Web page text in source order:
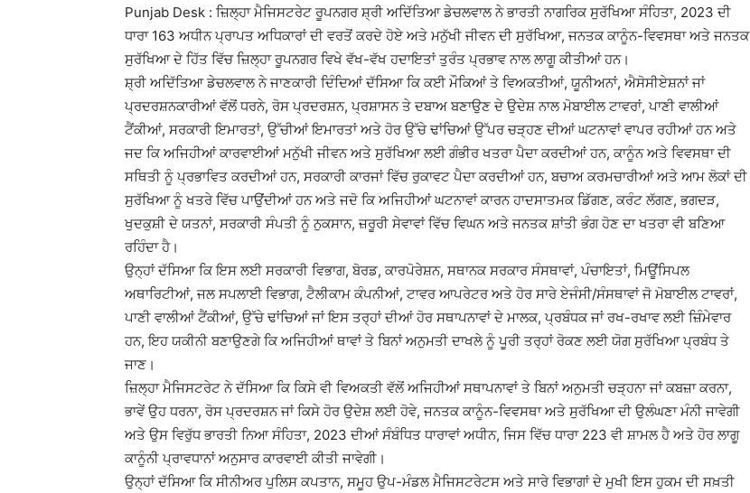
Punjab Desk : ਜ਼ਿਲ੍ਹਾ ਮੈਜਿਸਟਰੇਟ ਰੂਪਨਗਰ ਸ਼੍ਰੀ ਅਦਿੱਤਿਆ ਡੇਚਲਵਾਲ ਨੇ ਭਾਰਤੀ ਨਾਗਰਿਕ ਸੁਰੱਖਿਆ ਸੰਹਿਤਾ, 2023 ਦੀ
ਧਾਰਾ 163 ਅਧੀਨ ਪ੍ਰਾਪਤ ਅਧਿਕਾਰਾਂ ਦੀ ਵਰਤੋਂ ਕਰਦੇ ਹੋਏ ਅਤੇ ਮਨੁੱਖੀ ਜੀਵਨ ਦੀ ਸੁਰੱਖਿਆ, ਜਨਤਕ ਕਾਨੂੰਨ-ਵਿਵਸਥਾ ਅਤੇ ਜਨਤਕ
ਸੁਰੱਖਿਆ ਦੇ ਹਿੱਤ ਵਿੱਚ ਜ਼ਿਲ੍ਹਾ ਰੂਪਨਗਰ ਵਿਖੇ ਵੱਖ-ਵੱਖ ਹਦਾਇਤਾਂ ਤੁਰੰਤ ਪ੍ਰਭਾਵ ਨਾਲ ਲਾਗੂ ਕੀਤੀਆਂ ਹਨ।
ਸ਼੍ਰੀ ਅਦਿੱਤਿਆ ਡੇਚਲਵਾਲ ਨੇ ਜਾਣਕਾਰੀ ਦਿੰਦਿਆਂ ਦੱਸਿਆ ਕਿ ਕਈ ਮੌਕਿਆਂ ਤੇ ਵਿਅਕਤੀਆਂ, ਯੂਨੀਅਨਾਂ, ਐਸੋਸੀਏਸ਼ਨਾਂ ਜਾਂ
ਪ੍ਰਦਰਸ਼ਨਕਾਰੀਆਂ ਵੱਲੋਂ ਧਰਨੇ, ਰੋਸ ਪ੍ਰਦਰਸ਼ਨ, ਪ੍ਰਸ਼ਾਸਨ ਤੇ ਦਬਾਅ ਬਣਾਉਣ ਦੇ ਉਦੇਸ਼ ਨਾਲ ਮੋਬਾਈਲ ਟਾਵਰਾਂ, ਪਾਣੀ ਵਾਲੀਆਂ
ਟੈਂਕੀਆਂ, ਸਰਕਾਰੀ ਇਮਾਰਤਾਂ, ਉੱਚੀਆਂ ਇਮਾਰਤਾਂ ਅਤੇ ਹੋਰ ਉੱਚੇ ਢਾਂਚਿਆਂ ਉੱਪਰ ਚੜ੍ਹਣ ਦੀਆਂ ਘਟਨਾਵਾਂ ਵਾਪਰ ਰਹੀਆਂ ਹਨ ਅਤੇ
ਜਦ ਕਿ ਅਜਿਹੀਆਂ ਕਾਰਵਾਈਆਂ ਮਨੁੱਖੀ ਜੀਵਨ ਅਤੇ ਸੁਰੱਖਿਆ ਲਈ ਗੰਭੀਰ ਖਤਰਾ ਪੈਦਾ ਕਰਦੀਆਂ ਹਨ, ਕਾਨੂੰਨ ਅਤੇ ਵਿਵਸਥਾ ਦੀ
ਸਥਿਤੀ ਨੂੰ ਪ੍ਰਭਾਵਿਤ ਕਰਦੀਆਂ ਹਨ, ਸਰਕਾਰੀ ਕਾਰਜਾਂ ਵਿੱਚ ਰੁਕਾਵਟ ਪੈਦਾ ਕਰਦੀਆਂ ਹਨ, ਬਚਾਅ ਕਰਮਚਾਰੀਆਂ ਅਤੇ ਆਮ ਲੋਕਾਂ ਦੀ
ਸੁਰੱਖਿਆ ਨੂੰ ਖਤਰੇ ਵਿੱਚ ਪਾਉਂਦੀਆਂ ਹਨ ਅਤੇ ਜਦੋ ਕਿ ਅਜਿਹੀਆਂ ਘਟਨਾਵਾਂ ਕਾਰਨ ਹਾਦਸਾਤਮਕ ਡਿੱਗਣ, ਕਰੰਟ ਲੱਗਣ, ਭਗਦੜ,
ਖੁਦਕੁਸ਼ੀ ਦੇ ਯਤਨਾਂ, ਸਰਕਾਰੀ ਸੰਪਤੀ ਨੂੰ ਨੁਕਸਾਨ, ਜ਼ਰੂਰੀ ਸੇਵਾਵਾਂ ਵਿੱਚ ਵਿਘਨ ਅਤੇ ਜਨਤਕ ਸ਼ਾਂਤੀ ਭੰਗ ਹੋਣ ਦਾ ਖਤਰਾ ਵੀ ਬਣਿਆ
ਰਹਿੰਦਾ ਹੈ।
ਉਨ੍ਹਾਂ ਦੱਸਿਆ ਕਿ ਇਸ ਲਈ ਸਰਕਾਰੀ ਵਿਭਾਗ, ਬੋਰਡ, ਕਾਰਪੋਰੇਸ਼ਨ, ਸਥਾਨਕ ਸਰਕਾਰ ਸੰਸਥਾਵਾਂ, ਪੰਚਾਇਤਾਂ, ਮਿਊਂਸਿਪਲ
ਅਥਾਰਿਟੀਆਂ, ਜਲ ਸਪਲਾਈ ਵਿਭਾਗ, ਟੈਲੀਕਾਮ ਕੰਪਨੀਆਂ, ਟਾਵਰ ਆਪਰੇਟਰ ਅਤੇ ਹੋਰ ਸਾਰੇ ਏਜੰਸੀ/ਸੰਸਥਾਵਾਂ ਜੋ ਮੋਬਾਈਲ ਟਾਵਰਾਂ,
ਪਾਣੀ ਵਾਲੀਆਂ ਟੈਂਕੀਆਂ, ਉੱਚੇ ਢਾਂਚਿਆਂ ਜਾਂ ਇਸ ਤਰ੍ਹਾਂ ਦੀਆਂ ਹੋਰ ਸਥਾਪਨਾਵਾਂ ਦੇ ਮਾਲਕ, ਪ੍ਰਬੰਧਕ ਜਾਂ ਰਖ-ਰਖਾਵ ਲਈ ਜ਼ਿੰਮੇਵਾਰ
ਹਨ, ਇਹ ਯਕੀਨੀ ਬਣਾਉਣਗੇ ਕਿ ਅਜਿਹੀਆਂ ਥਾਵਾਂ ਤੇ ਬਿਨਾਂ ਅਨੁਮਤੀ ਦਾਖਲੇ ਨੂੰ ਪੂਰੀ ਤਰ੍ਹਾਂ ਰੋਕਣ ਲਈ ਯੋਗ ਸੁਰੱਖਿਆ ਪ੍ਰਬੰਧ ਤੇ
ਜਾਣ।
ਜ਼ਿਲ੍ਹਾ ਮੈਜਿਸਟਰੇਟ ਨੇ ਦੱਸਿਆ ਕਿ ਕਿਸੇ ਵੀ ਵਿਅਕਤੀ ਵੱਲੋਂ ਅਜਿਹੀਆਂ ਸਥਾਪਨਾਵਾਂ ਤੇ ਬਿਨਾਂ ਅਨੁਮਤੀ ਚੜ੍ਹਨਾ ਜਾਂ ਕਬਜ਼ਾ ਕਰਨਾ,
ਭਾਵੇਂ ਉਹ ਧਰਨਾ, ਰੋਸ ਪ੍ਰਦਰਸ਼ਨ ਜਾਂ ਕਿਸੇ ਹੋਰ ਉਦੇਸ਼ ਲਈ ਹੋਵੇ, ਜਨਤਕ ਕਾਨੂੰਨ-ਵਿਵਸਥਾ ਅਤੇ ਸੁਰੱਖਿਆ ਦੀ ਉਲੰਘਣਾ ਮੰਨੀ ਜਾਵੇਗੀ
ਅਤੇ ਉਸ ਵਿਰੁੱਧ ਭਾਰਤੀ ਨਿਆ ਸੰਹਿਤਾ, 2023 ਦੀਆਂ ਸੰਬੰਧਿਤ ਧਾਰਾਵਾਂ ਅਧੀਨ, ਜਿਸ ਵਿੱਚ ਧਾਰਾ 223 ਵੀ ਸ਼ਾਮਲ ਹੈ ਅਤੇ ਹੋਰ ਲਾਗੂ
ਕਾਨੂੰਨੀ ਪ੍ਰਾਵਧਾਨਾਂ ਅਨੁਸਾਰ ਕਾਰਵਾਈ ਕੀਤੀ ਜਾਵੇਗੀ।
ਉਨ੍ਹਾਂ ਦੱਸਿਆ ਕਿ ਸੀਨੀਅਰ ਪੁਲਿਸ ਕਪਤਾਨ, ਸਮੂਹ ਉਪ-ਮੰਡਲ ਮੈਜਿਸਟਰੇਟਸ ਅਤੇ ਸਾਰੇ ਵਿਭਾਗਾਂ ਦੇ ਮੁਖੀ ਇਸ ਹੁਕਮ ਦੀ ਸਖ਼ਤੀ